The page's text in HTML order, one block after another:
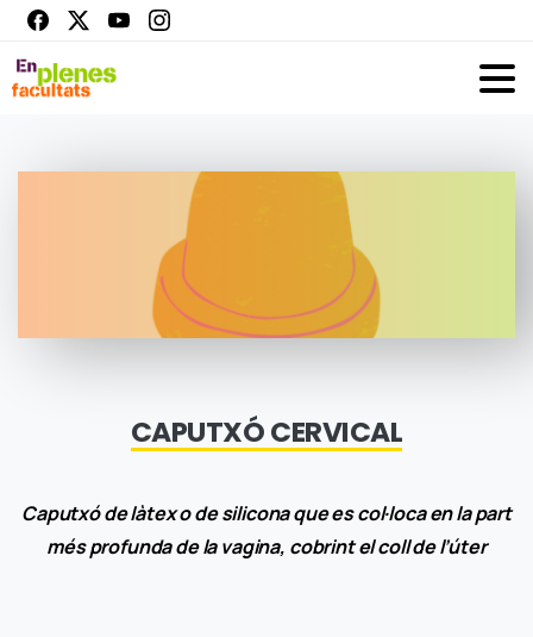
CAPUTXÓ CERVICAL
Caputxó de làtex o de silicona que es col·loca en la part
més profunda de la vagina, cobrint el coll de l’úter